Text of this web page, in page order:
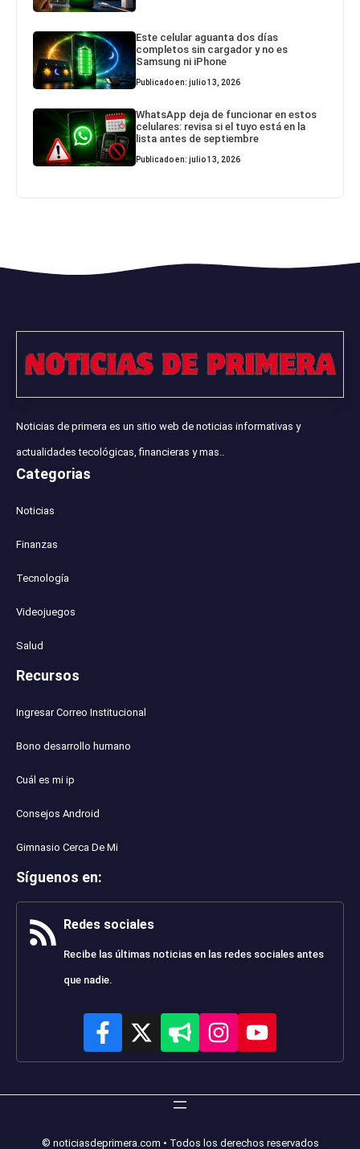
Este celular aguanta dos días
completos sin cargador y no es
Samsung ni iPhone
Publicado en: julio 13, 2026
WhatsApp deja de funcionar en estos
celulares: revisa si el tuyo está en la
lista antes de septiembre
Publicado en: julio 13, 2026
Noticias de primera es un sitio web de noticias informativas y
actualidades tecológicas, financieras y mas..
Categorias
Noticias
Finanzas
Tecnología
Videojuegos
Salud
Recursos
Ingresar Correo Institucional
Bono desarrollo humano
Cuál es mi ip
Consejos Android
Gimnasio Cerca De Mi
Síguenos en:
Redes sociales
Recibe las últimas noticias en las redes sociales antes
que nadie.
© noticiasdeprimera.com • Todos los derechos reservados